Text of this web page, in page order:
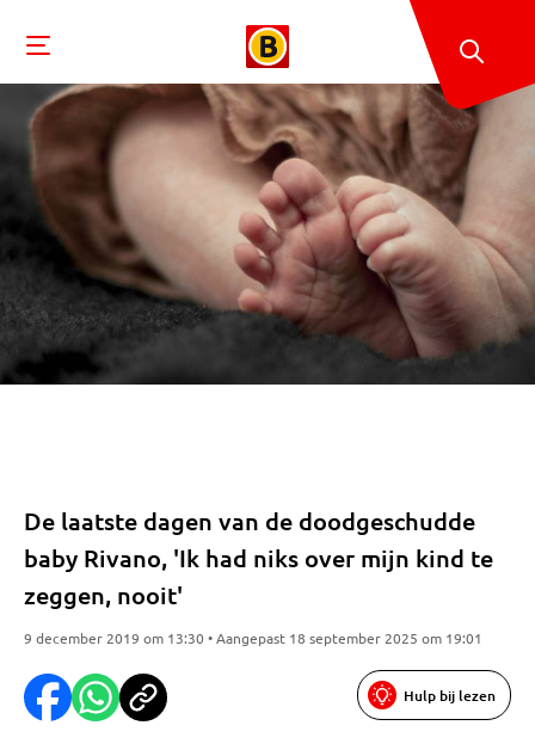
De laatste dagen van de doodgeschudde
baby Rivano, 'Ik had niks over mijn kind te
zeggen, nooit'
9 december 2019 om 13:30 • Aangepast 18 september 2025 om 19:01
Hulp bij lezen